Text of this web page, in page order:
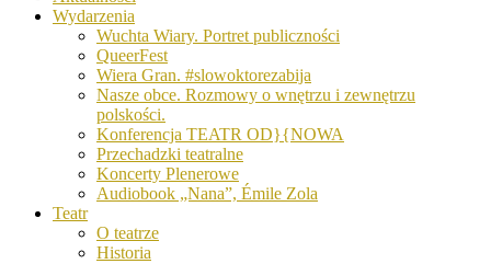
Wydarzenia
Wuchta Wiary. Portret publiczności
QueerFest
Wiera Gran. #slowoktorezabija
Nasze obce. Rozmowy o wnętrzu i zewnętrzu
polskości.
Konferencja TEATR OD}{NOWA
Przechadzki teatralne
Koncerty Plenerowe
Audiobook „Nana”, Émile Zola
Teatr
O teatrze
Historia